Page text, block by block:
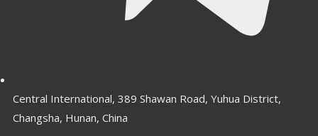
Central International, 389 Shawan Road, Yuhua District,
Changsha, Hunan, China